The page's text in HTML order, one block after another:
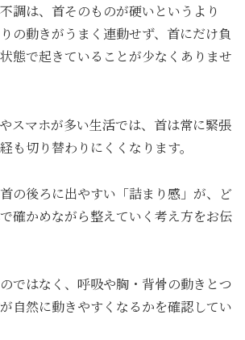
調は、首そのものが硬いというより
の動きがうまく連動せず、首にだけ負
態で起きていることが少なくありませ
スマホが多い生活では、首は常に緊張
も切り替わりにくくなります。
の後ろに出やすい「詰まり感」が、ど
確かめながら整えていく考え方をお伝
ではなく、呼吸や胸・背骨の動きとつ
自然に動きやすくなるかを確認してい